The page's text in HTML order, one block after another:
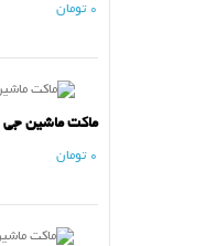
0 تومان
ماکت ماشین جی
0 تومان